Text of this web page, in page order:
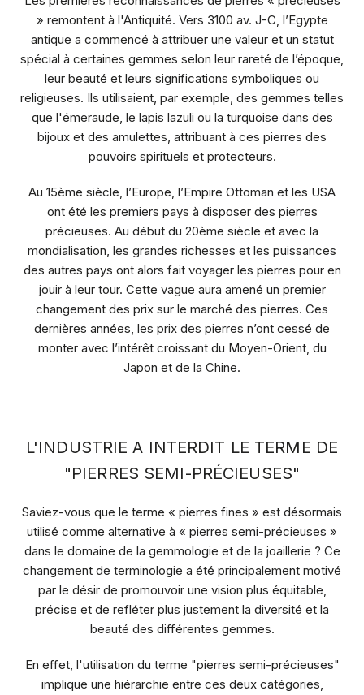
» remontent à l'Antiquité. Vers 3100 av. J-C, l’Egypte
antique a commencé à attribuer une valeur et un statut
spécial à certaines gemmes selon leur rareté de l’époque,
leur beauté et leurs significations symboliques ou
religieuses. Ils utilisaient, par exemple, des gemmes telles
que l'émeraude, le lapis lazuli ou la turquoise dans des
bijoux et des amulettes, attribuant à ces pierres des
pouvoirs spirituels et protecteurs.
Au 15ème siècle, l’Europe, l’Empire Ottoman et les USA
ont été les premiers pays à disposer des pierres
précieuses. Au début du 20ème siècle et avec la
mondialisation, les grandes richesses et les puissances
des autres pays ont alors fait voyager les pierres pour en
jouir à leur tour. Cette vague aura amené un premier
changement des prix sur le marché des pierres. Ces
dernières années, les prix des pierres n’ont cessé de
monter avec l’intérêt croissant du Moyen-Orient, du
Japon et de la Chine.
L'INDUSTRIE A INTERDIT LE TERME DE
"PIERRES SEMI-PRÉCIEUSES"
Saviez-vous que le terme « pierres fines » est désormais
utilisé comme alternative à « pierres semi-précieuses »
dans le domaine de la gemmologie et de la joaillerie ? Ce
changement de terminologie a été principalement motivé
par le désir de promouvoir une vision plus équitable,
précise et de refléter plus justement la diversité et la
beauté des différentes gemmes.
En effet, l'utilisation du terme "pierres semi-précieuses"
implique une hiérarchie entre ces deux catégories,